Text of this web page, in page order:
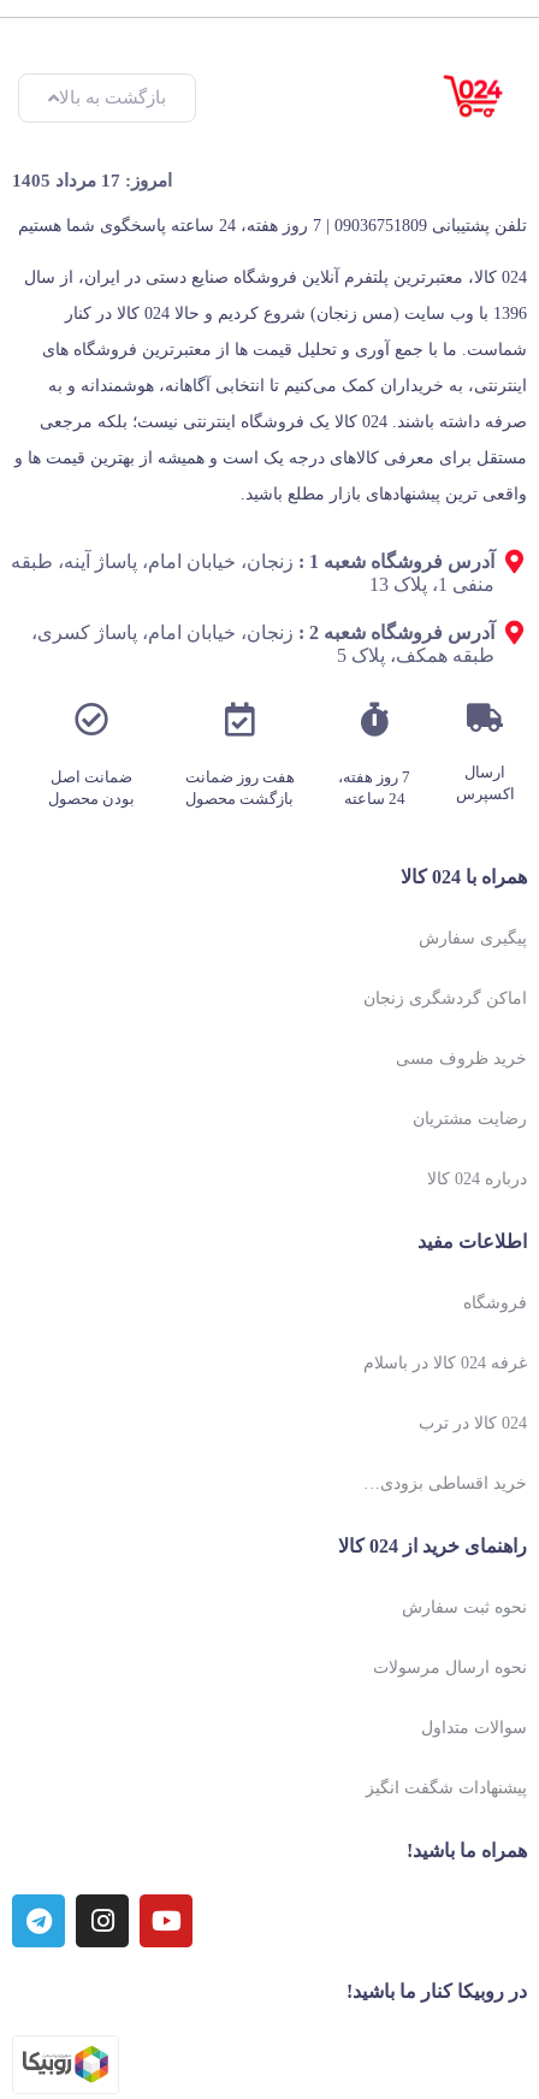
بازگشت به بالا
امروز: 17 مرداد 1405
تلفن پشتیبانی 09036751809 | 7 روز هفته، 24 ساعته پاسخگوی شما هستیم
024 کالا، معتبرترین پلتفرم آنلاین فروشگاه صنایع دستی در ایران، از سال
1396 با وب سایت (مس زنجان) شروع کردیم و حالا 024 کالا در کنار
شماست. ما با جمع‌ آوری و تحلیل قیمت‌ ها از معتبرترین فروشگاه‌ های
اینترنتی، به خریداران کمک می‌کنیم تا انتخابی آگاهانه، هوشمندانه و به‌
صرفه داشته باشند. 024 کالا یک فروشگاه اینترنتی نیست؛ بلکه مرجعی
مستقل برای معرفی کالاهای درجه یک است و همیشه از بهترین قیمت‌ ها و
واقعی‌ ترین پیشنهادهای بازار مطلع باشید.
آدرس فروشگاه شعبه 1 :
زنجان، خیابان امام، پاساژ آینه، طبقه
منفی 1، پلاک 13
آدرس فروشگاه شعبه 2 :
زنجان، خیابان امام، پاساژ کسری،
طبقه همکف، پلاک 5
ارسال
اکسپرس
7 روز هفته،
24 ساعته
هفت روز ضمانت
بازگشت محصول
ضمانت اصل
بودن محصول
همراه با 024 کالا
پیگیری سفارش
اماکن گردشگری زنجان
خرید ظروف مسی
رضایت مشتریان
درباره 024 کالا
اطلاعات مفید
فروشگاه
غرفه 024 کالا در باسلام
024 کالا در ترب
خرید اقساطی بزودی…
راهنمای خرید از 024 کالا
نحوه ثبت سفارش
نحوه ارسال مرسولات
سوالات متداول
پیشنهادات شگفت انگیز
همراه ما باشید!
در روبیکا کنار ما باشید!